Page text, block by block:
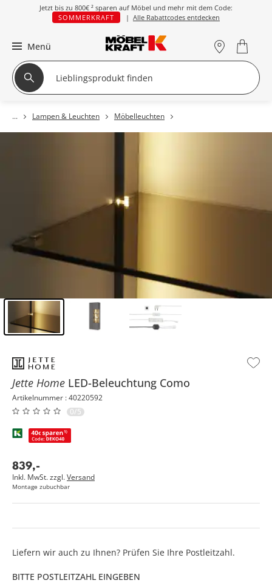
Jetzt bis zu 800€ ² sparen auf Möbel und mehr mit dem Code:
SOMMERKRAFT
| Alle Rabattcodes entdecken
Menü
Lampen & Leuchten Möbelleuchten
Jette Home LED-Beleuchtung Como
Artikelnummer : 40220592
0/5
839,-
Inkl. MwSt. zzgl.Versand
Montage zubuchbar
Liefern wir auch zu Ihnen? Prüfen Sie Ihre Postleitzahl.
BITTE POSTLEITZAHL EINGEBEN